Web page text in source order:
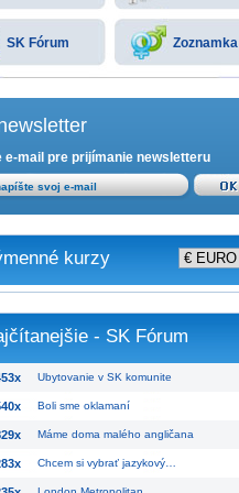
SK Fórum Zoznamka
e-mail pre prijímanie newsletteru
kurzy
- SK Fórum
Ubytovanie v SK komunite
Boli sme oklamaní
Máme doma malého angličana
Chcem si vybrať jazykový…